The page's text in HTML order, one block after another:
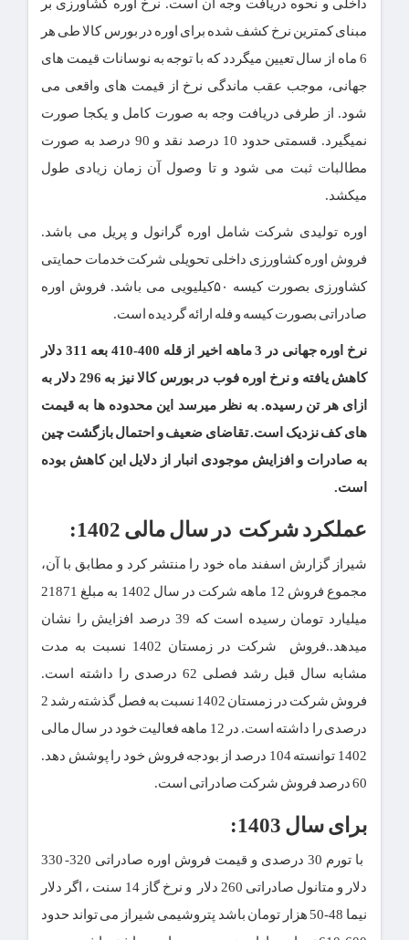
داخلی و نحوه دریافت وجه آن است. نرخ اوره کشاورزی بر
مبنای کمترین نرخ کشف شده برای اوره در بورس کالا طی هر
6 ماه از سال تعیین میگردد که با توجه به نوسانات قیمت های
جهانی، موجب عقب ماندگی نرخ از قیمت های واقعی می
شود. از طرفی دریافت وجه به صورت کامل و یکجا صورت
نمیگیرد. قسمتی حدود 10 درصد نقد و 90 درصد به صورت
مطالبات ثبت می شود و تا وصول آن زمان زیادی طول
میکشد.
اوره تولیدی شرکت شامل اوره گرانول و پریل می باشد.
فروش اوره کشاورزی داخلی تحویلی شرکت خدمات حمایتی
کشاورزی بصورت کیسه ۵٠کیلیویی می باشد. فروش اوره
صادراتی بصورت کیسه و فله ارائه گردیده است.
نرخ اوره جهانی در 3 ماهه اخیر از قله 400-410 بعه 311 دلار
کاهش یافته و نرخ اوره فوب در بورس کالا نیز به 296 دلار به
ازای هر تن رسیده. به نظر میرسد این محدوده ها به قیمت
های کف نزدیک است. تقاضای ضعیف و احتمال بازگشت چین
به صادرات و افزایش موجودی انبار از دلایل این کاهش بوده
است.
عملکرد شرکت در سال مالی 1402:
شیراز گزارش اسفند ماه خود را منتشر کرد و مطابق با آن،
مجموع فروش 12 ماهه شرکت در سال 1402 به مبلغ 21871
میلیارد تومان رسیده است که 39 درصد افزایش را نشان
میدهد..
فروش شرکت در زمستان 1402 نسبت به مدت
مشابه سال قبل رشد فصلی 62 درصدی را داشته است
.
فروش شرکت در زمستان 1402 نسبت به فصل گذشته رشد 2
درصدی را داشته است. در
12 ماهه فعالیت خود در سال مالی
1402 توانسته 104 درصد از بودجه فروش خود را پوشش دهد
.
60 درصد فروش شرکت صادراتی است.
برای سال 1403:
با تورم 30 درصدی و قیمت فروش اوره صادراتی 320- 330
دلار و متانول صادراتی 260 دلار و نرخ گاز 14 سنت ، اگر دلار
نیما 48-50 هزار تومان باشد پتروشیمی شیراز می تواند حدود